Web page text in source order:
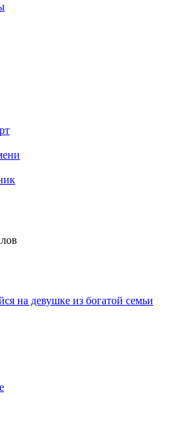
на девушке из богатой семьи